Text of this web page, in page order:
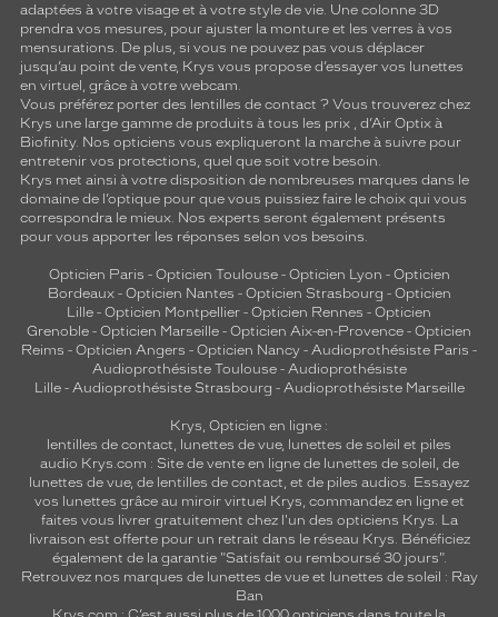
adaptées à votre visage et à votre style de vie. Une colonne 3D
prendra vos mesures, pour ajuster la monture et les verres à vos
mensurations. De plus, si vous ne pouvez pas vous déplacer
jusqu’au point de vente, Krys vous propose d’essayer vos lunettes
en virtuel, grâce à votre webcam.
Vous préférez porter des lentilles de contact ? Vous trouverez chez
Krys une large gamme de produits à tous les prix , d’Air Optix à
Biofinity. Nos opticiens vous expliqueront la marche à suivre pour
entretenir vos protections, quel que soit votre besoin.
Krys met ainsi à votre disposition de nombreuses marques dans le
domaine de l’optique pour que vous puissiez faire le choix qui vous
correspondra le mieux. Nos experts seront également présents
pour vous apporter les réponses selon vos besoins.
Opticien Paris - Opticien Toulouse- Opticien Lyon - Opticien
Bordeaux- Opticien Nantes - Opticien Strasbourg - Opticien
Lille - Opticien Montpellier - Opticien Rennes - Opticien
Grenoble - Opticien Marseille - Opticien Aix-en-Provence - Opticien
Reims - Opticien Angers - Opticien Nancy - Audioprothésiste Paris -
Audioprothésiste Toulouse- Audioprothésiste
Lille- Audioprothésiste Strasbourg - Audioprothésiste Marseille
Krys, Opticien en ligne :
lentilles de contact, lunettes de vue, lunettes de soleil et piles
audio Krys.com : Site de vente en ligne de lunettes de soleil, de
lunettes de vue, de lentilles de contact, et de piles audios. Essayez
vos lunettes grâce au miroir virtuel Krys, commandez en ligne et
faites vous livrer gratuitement chez l'un des opticiens Krys. La
livraison est offerte pour un retrait dans le réseau Krys. Bénéficiez
également de la garantie "Satisfait ou remboursé 30 jours".
Retrouvez nos marques de lunettes de vue et lunettes de soleil : Ray
Ban